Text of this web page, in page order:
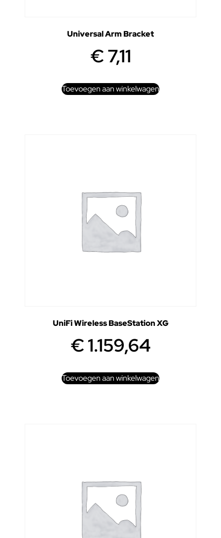
Universal Arm Bracket
€7,11
Toevoegen aan winkelwagen
UniFi Wireless BaseStation XG
€1.159,64
Toevoegen aan winkelwagen